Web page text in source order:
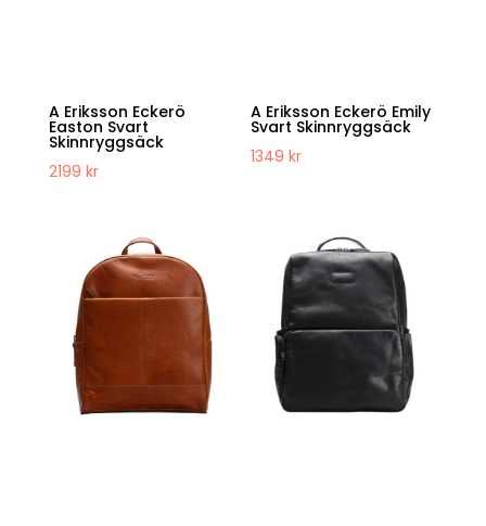
A Eriksson Eckerö
Easton Svart
Skinnryggsäck
2199 kr
A Eriksson Eckerö Emily
Svart Skinnryggsäck
1349kr